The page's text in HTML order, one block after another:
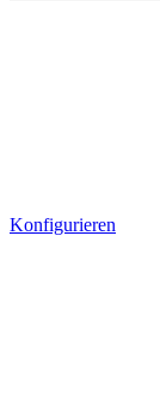
Konfigurieren